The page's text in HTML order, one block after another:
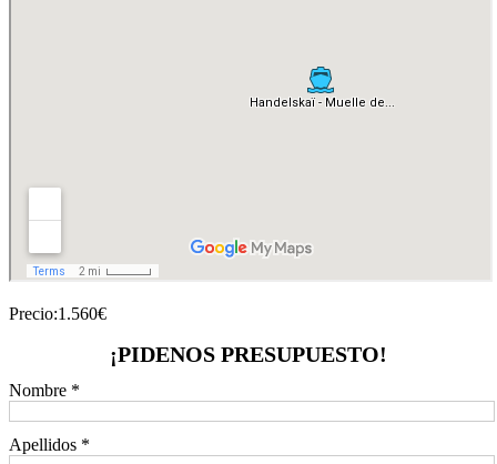
Precio:1.560€
¡PIDENOS PRESUPUESTO!
Nombre *
Apellidos *